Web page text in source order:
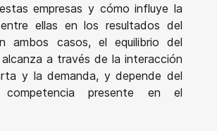
empresas y cómo influye la
ellas en los resultados del
ambos casos, el equilibrio del
a través de la interacción
y la demanda, y depende del
presente en el